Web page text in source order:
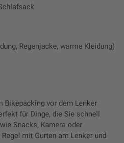
Regenjacke, warme Kleidung)
Bikepacking vor dem Lenker
für Dinge, die Sie schnell
Snacks, Kamera oder
mit Gurten am Lenker und